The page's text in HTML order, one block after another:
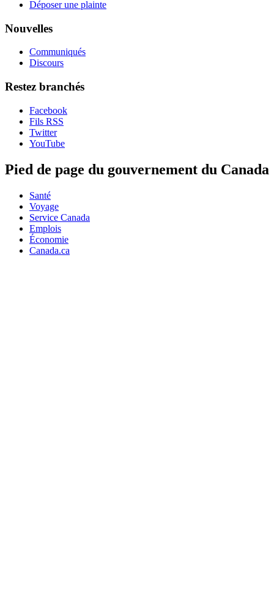
Déposer une plainte
Nouvelles
Communiqués
Discours
Restez branchés
Facebook
Fils RSS
Twitter
YouTube
Pied de page du gouvernement du Canada
Santé
Voyage
Service Canada
Emplois
Économie
Canada.ca